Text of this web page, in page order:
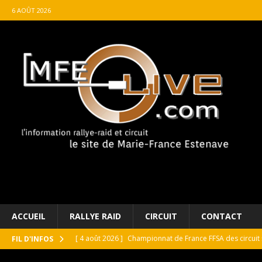
6 AOÛT 2026
ACCUEIL RALLYE RAID CIRCUIT CONTACT
FIL D'INFOS [ 4 août 2026 ] Championnat de France FFSA des